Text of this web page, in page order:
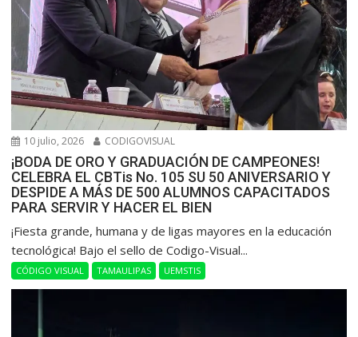
10 julio, 2026 CODIGOVISUAL
¡BODA DE ORO Y GRADUACIÓN DE CAMPEONES!
CELEBRA EL CBTis No. 105 SU 50 ANIVERSARIO Y
DESPIDE A MÁS DE 500 ALUMNOS CAPACITADOS
PARA SERVIR Y HACER EL BIEN
​¡Fiesta grande, humana y de ligas mayores en la educación
tecnológica! Bajo el sello de Codigo-Visual...
CÓDIGO VISUAL TAMAULIPAS UEMSTIS